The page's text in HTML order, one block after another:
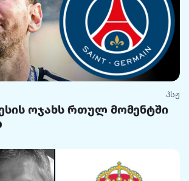
პსჟ
ოჯახს რთულ მომენტში